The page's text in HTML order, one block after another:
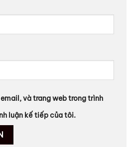
và trang web trong trình
luận kế tiếp của tôi.